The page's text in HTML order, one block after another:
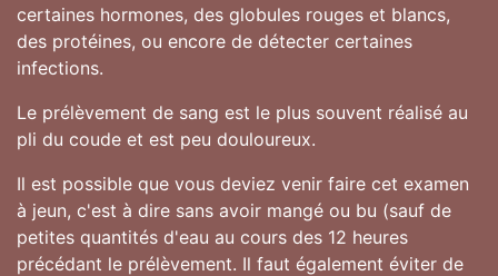
certaines hormones, des globules rouges et blancs,
des protéines, ou encore de détecter certaines
infections.
Le prélèvement de sang est le plus souvent réalisé au
pli du coude et est peu douloureux.
Il est possible que vous deviez venir faire cet examen
à jeun, c'est à dire sans avoir mangé ou bu (sauf de
petites quantités d'eau au cours des 12 heures
précédant le prélèvement. Il faut également éviter de